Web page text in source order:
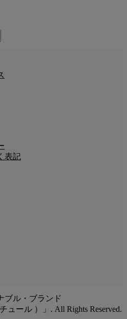
表記
ブル・ブランド
ュール ）」. All Rights Reserved.